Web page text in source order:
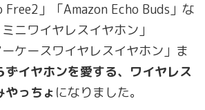
Free2」「Amazon Echo Buds」な
ニワイヤレスイヤホン」
ーケースワイヤレスイヤホン」ま
ずイヤホンを愛する、ワイヤレス
やっちょ になりました。